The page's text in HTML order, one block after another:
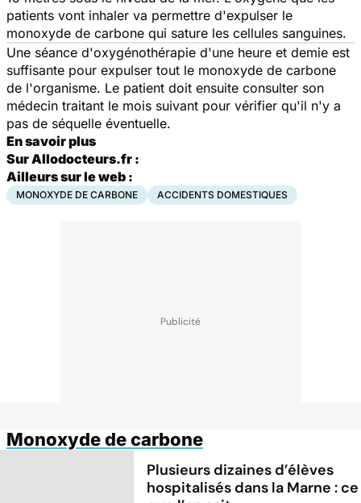
patients vont inhaler va permettre d'expulser le
monoxyde de carbone qui sature les cellules sanguines.
Une séance d'oxygénothérapie d'une heure et demie est
suffisante pour expulser tout le monoxyde de carbone
de l'organisme. Le patient doit ensuite consulter son
médecin traitant le mois suivant pour vérifier qu'il n'y a
pas de séquelle éventuelle.
En savoir plus
Sur Allodocteurs.fr :
Ailleurs sur le web :
MONOXYDE DE CARBONE ACCIDENTS DOMESTIQUES
Monoxyde de carbone
Plusieurs dizaines d’élèves
hospitalisés dans la Marne : ce